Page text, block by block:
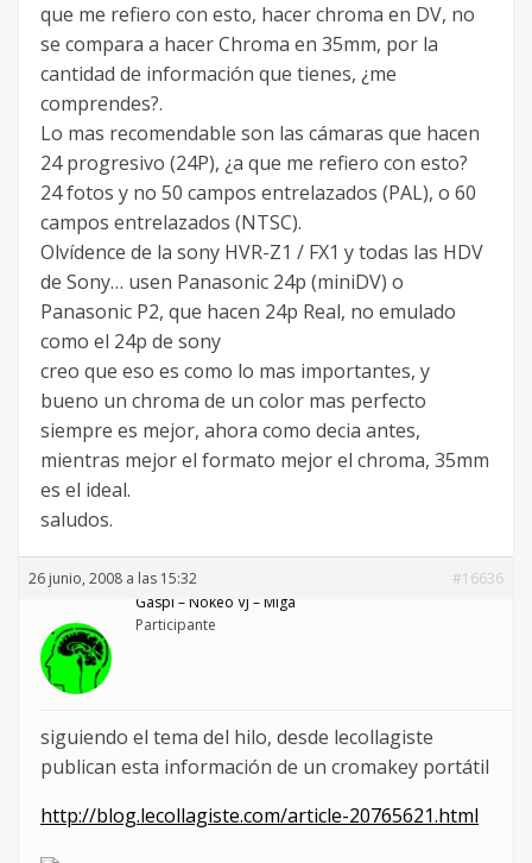
que me refiero con esto, hacer chroma en DV, no
se compara a hacer Chroma en 35mm, por la
cantidad de información que tienes, ¿me
comprendes?.
Lo mas recomendable son las cámaras que hacen
24 progresivo (24P), ¿a que me refiero con esto?
24 fotos y no 50 campos entrelazados (PAL), o 60
campos entrelazados (NTSC).
Olvídence de la sony HVR-Z1 / FX1 y todas las HDV
de Sony… usen Panasonic 24p (miniDV) o
Panasonic P2, que hacen 24p Real, no emulado
como el 24p de sony
creo que eso es como lo mas importantes, y
bueno un chroma de un color mas perfecto
siempre es mejor, ahora como decia antes,
mientras mejor el formato mejor el chroma, 35mm
es el ideal.
saludos.
26 junio, 2008 a las 15:32
#16636
Gaspi – Nökeö VJ – Miga
Participante
siguiendo el tema del hilo, desde lecollagiste
publican esta información de un cromakey portátil
http://blog.lecollagiste.com/article-20765621.html